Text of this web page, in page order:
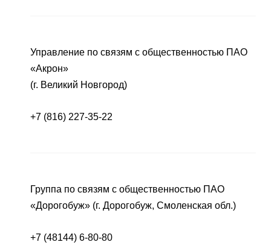
Управление по связям с общественностью ПАО
«Акрон»
(г. Великий Новгород)
+7 (816) 227-35-22
Группа по связям с общественностью ПАО
«Дорогобуж» (г. Дорогобуж, Смоленская обл.)
+7 (48144) 6-80-80